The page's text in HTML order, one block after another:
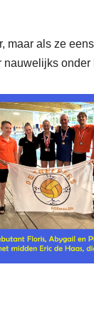
maar als ze
nauwelijks onder